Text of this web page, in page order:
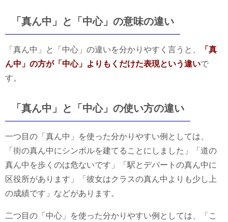
「真ん中」と「中心」の意味の違い
「真ん中」と「中心」の違いを分かりやすく言うと、
「真
ん中」の方が「中心」よりもくだけた表現という違いで
す。
「真ん中」と「中心」の使い方の違い
一つ目の「真ん中」を使った分かりやすい例としては、
「街の真ん中にシンボルを建てることにしました」「道の
真ん中を歩くのは危ないです」「駅とデパートの真ん中に
区役所があります」「彼女はクラスの真ん中よりも少し上
の成績です」などがあります。
二つ目の「中心」を使った分かりやすい例としては、「こ